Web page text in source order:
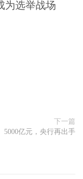
为选举战场
下一篇
5000亿元，央行再出手